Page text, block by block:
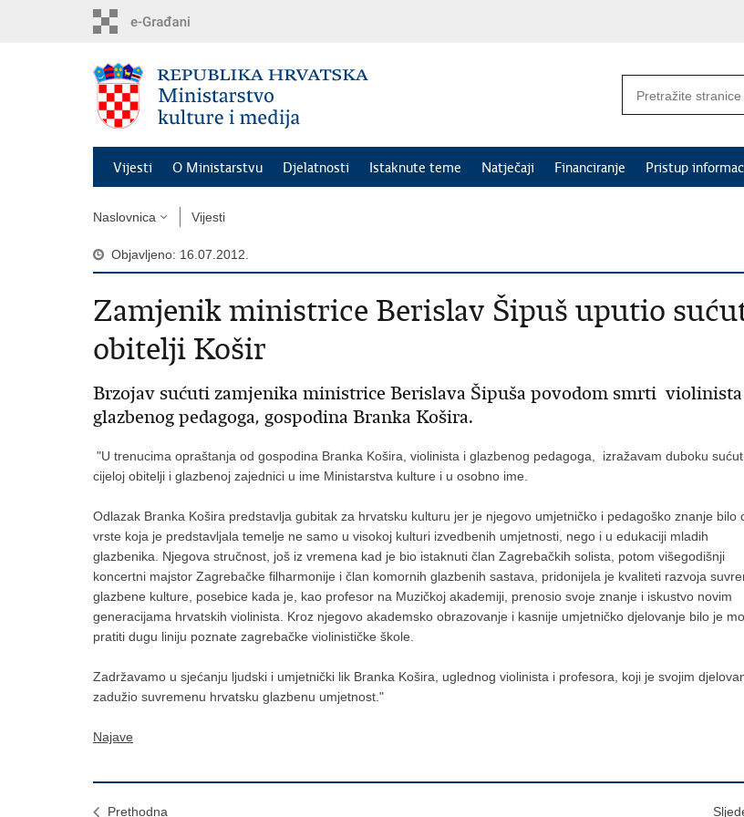
Vijesti O Ministarstvu Djelatnosti Istaknute teme Natječaji Financiranje Pristup
Naslovnica Vijesti
Objavljeno: 16.07.2012.
Zamjenik ministrice Berislav Šipuš uputio
obitelji Košir
Brzojav sućuti zamjenika ministrice Berislava Šipuša povodom smrti
glazbenog pedagoga, gospodina Branka Košira.
"U trenucima opraštanja od gospodina Branka Košira, violinista i glazbenog pedagoga, izražavam duboku sućut
cijeloj obitelji i glazbenoj zajednici u ime Ministarstva kulture i u osobno ime.
Odlazak Branka Košira predstavlja gubitak za hrvatsku kulturu jer je njegovo umjetničko i pedagoško znanje bilo
vrste koja je predstavljala temelje ne samo u visokoj kulturi izvedbenih umjetnosti, nego i u edukaciji mladih
glazbenika. Njegova stručnost, još iz vremena kad je bio istaknuti član Zagrebačkih solista, potom višegodišnji
koncertni majstor Zagrebačke filharmonije i član komornih glazbenih sastava, pridonijela je kvaliteti razvoja
glazbene kulture, posebice kada je, kao profesor na Muzičkoj akademiji, prenosio svoje znanje i iskustvo novim
generacijama hrvatskih violinista. Kroz njegovo akademsko obrazovanje i kasnije umjetničko djelovanje bilo je
pratiti dugu liniju poznate zagrebačke violinističke škole.
Zadržavamo u sjećanju ljudski i umjetnički lik Branka Košira, uglednog violinista i profesora, koji je svojim
zadužio suvremenu hrvatsku glazbenu umjetnost."
Najave
Prethodna